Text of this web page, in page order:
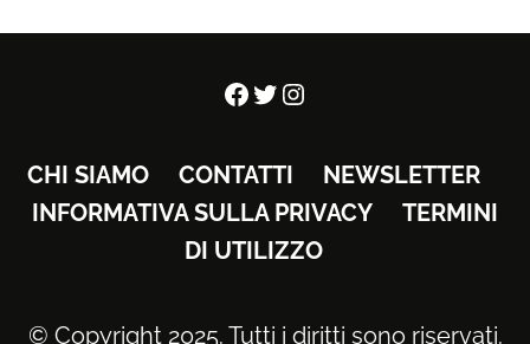
Facebook
Twitter
Instagram
CHI SIAMO CONTATTI
NEWSLETTER
INFORMATIVA SULLA PRIVACY
TERMINI
DI UTILIZZO
© Copyright 2025. Tutti i diritti sono riservati.